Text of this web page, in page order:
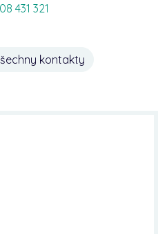
431 321
kontakty